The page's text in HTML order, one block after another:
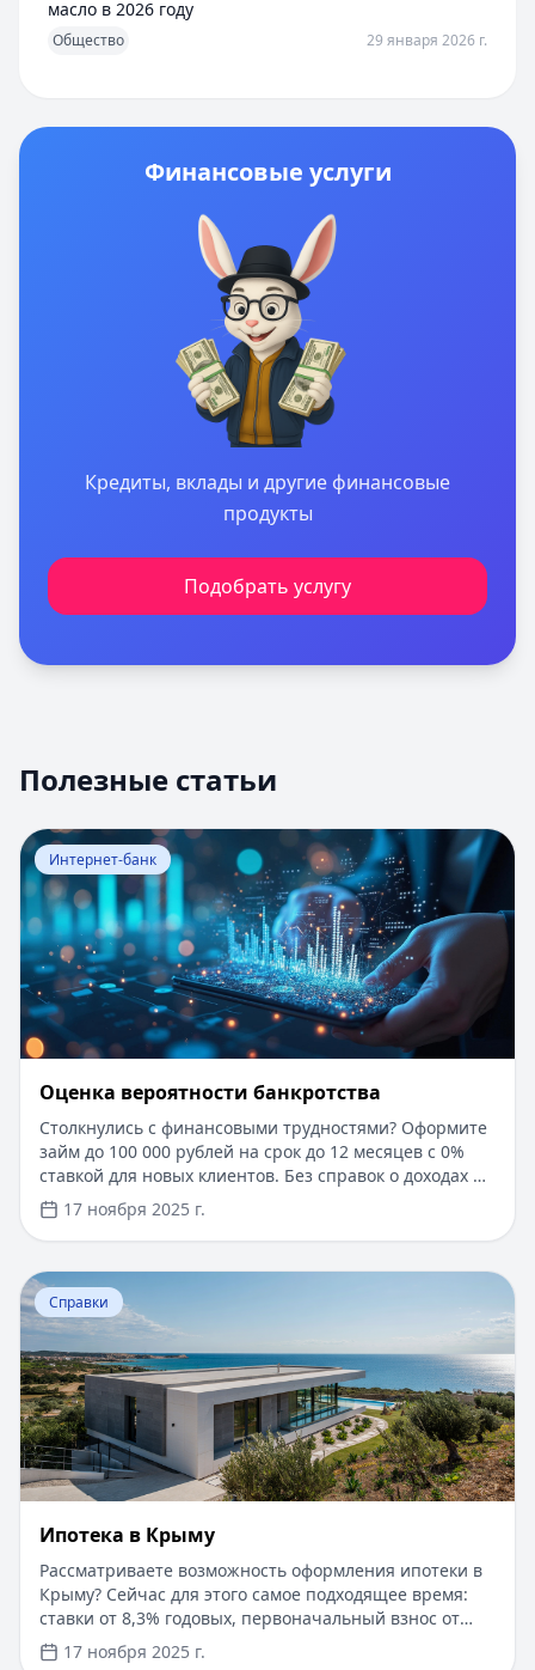
масло в 2026 году
Общество 29 января 2026 г.
Финансовые услуги
Кредиты, вклады и другие финансовые
продукты
Подобрать услугу
Полезные статьи
Перейти к статье:Оценка вероятности банкротства
Интернет-банк
Оценка вероятности банкротства
Столкнулись с финансовыми трудностями? Оформите
займ до 100 000 рублей на срок до 12 месяцев с 0%
ставкой для новых клиентов. Без справок о доходах и
документов — решение за 5 минут. Получите деньги
быстро и прозрачно через проверенные сервисы.
17 ноября 2025 г.
Перейти к статье:
Справки
Ипотека в Крыму
Рассматриваете возможность оформления ипотеки в
Крыму? Сейчас для этого самое подходящее время:
ставки от 8,3% годовых, первоначальный взнос от
15%, срок рассмотрения заявки — от 1 дня. Доступны
17 ноября 2025 г.